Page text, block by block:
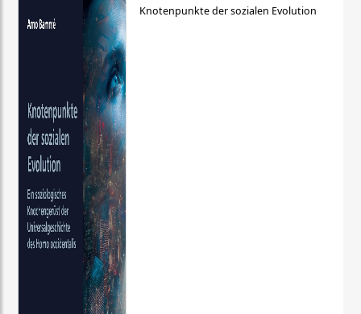
Knotenpunkte der sozialen Evolution